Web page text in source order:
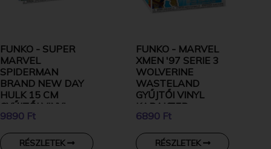
FUNKO - SUPER
MARVEL
SPIDERMAN
BRAND NEW DAY
HULK 15 CM
GYŰJTŐI VINYL
KARAKTER
9890 Ft
RÉSZLETEK
FUNKO - MARVEL
XMEN '97 SERIE 3
WOLVERINE
WASTELAND
GYŰJTŐI VINYL
KARAKTER
6890 Ft
RÉSZLETEK